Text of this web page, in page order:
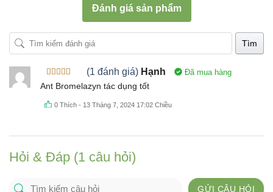
Đánh giá sản phẩm
Tìm
Được xếp
hạng 55
sao
(1 đánh giá) Hạnh Đã mua hàng
Ant Bromelazyn tác dụng tốt
0 Thích - 13 Tháng 7, 2024 17:02 Chiều
Hỏi & Đáp (1 câu hỏi)
GỬI CÂU HỎI